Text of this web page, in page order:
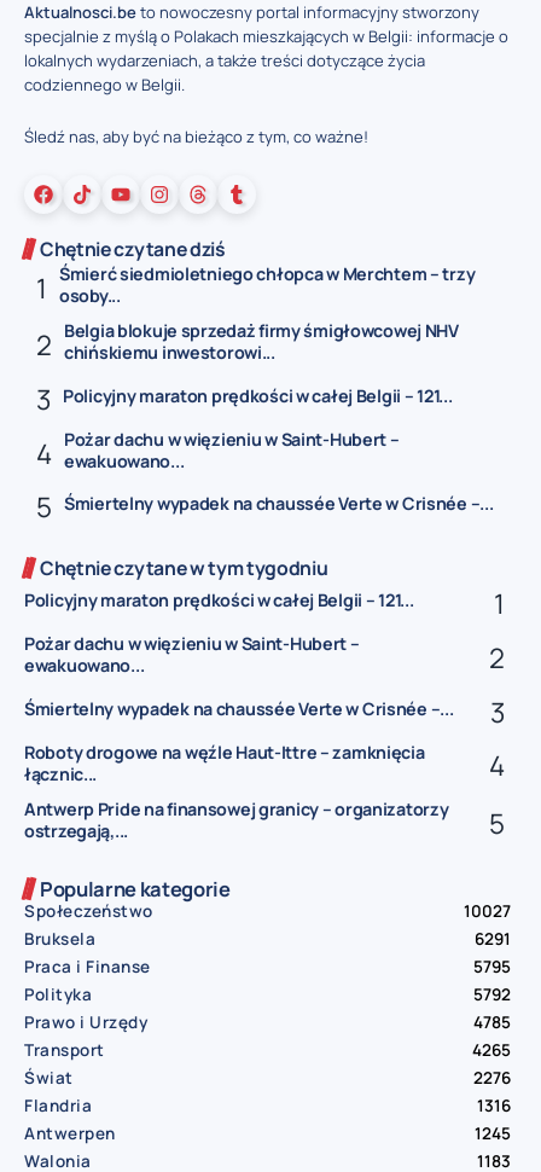
Aktualnosci.beto nowoczesny portal informacyjny stworzony
specjalnie z myślą o Polakach mieszkających w Belgii: informacje o
lokalnych wydarzeniach, a także treści dotyczące życia
codziennego w Belgii.
Śledź nas, aby być na bieżąco z tym, co ważne!
Chętnie czytane dziś
Śmierć siedmioletniego chłopca w Merchtem – trzy
osoby...
Belgia blokuje sprzedaż firmy śmigłowcowej NHV
chińskiemu inwestorowi...
Policyjny maraton prędkości w całej Belgii – 121...
Pożar dachu w więzieniu w Saint-Hubert –
ewakuowano...
Śmiertelny wypadek na chaussée Verte w Crisnée –...
Chętnie czytane w tym tygodniu
Policyjny maraton prędkości w całej Belgii – 121...
Pożar dachu w więzieniu w Saint-Hubert –
ewakuowano...
Śmiertelny wypadek na chaussée Verte w Crisnée –...
Roboty drogowe na węźle Haut-Ittre – zamknięcia
łącznic...
Antwerp Pride na finansowej granicy – organizatorzy
ostrzegają,...
Popularne kategorie
Społeczeństwo
10027
Bruksela
6291
Praca i Finanse
5795
Polityka
5792
Prawo i Urzędy
4785
Transport
4265
Świat
2276
Flandria
1316
Antwerpen
1245
Walonia
1183